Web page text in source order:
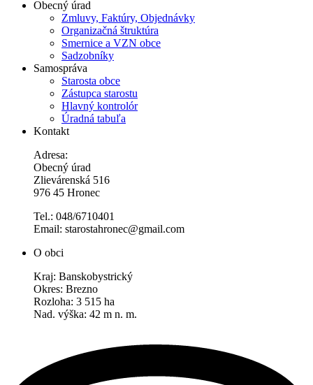
Obecný úrad
Zmluvy, Faktúry, Objednávky
Organizačná štruktúra
Smernice a VZN obce
Sadzobníky
Samospráva
Starosta obce
Zástupca starostu
Hlavný kontrolór
Úradná tabuľa
Kontakt
Adresa:
Obecný úrad
Zlievárenská 516
976 45 Hronec
Tel.: 048/6710401
Email: starostahronec@gmail.com
O obci
Kraj: Banskobystrický
Okres: Brezno
Rozloha: 3 515 ha
Nad. výška: 42 m n. m.